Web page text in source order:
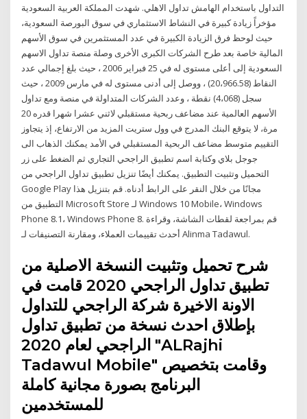
التداول باستخدام الهامش تداول الاهلي. شهدت المملكة العربية السعودية
مؤخراً زيادة كبيرة في النشاط الاستثماري في سوق البورصة السعودية،
حيث لوحظ فرق الزيادة الكبيرة في عدد المستثمرين في سوق الأسهم
المالية خاصة بعد طرح الشركات الكبرى الأخرى وصلة منصة تداول الاسهم
السعودية إلى أعلى مستوى له في 25 فبراير 2006 ، حيث بلغ إجمالي عدد
النقاط (20،966.58) ، ووصل إلى أدنى مستوى له في مارس 2009 ، حيث
سجل (4،068) نقطة ، وعدد الشركات المتداولة في منصة ومع تداول
الأسهم العالمية عند مضاعف ربحية مستقبلي لاثني عشرا شهرا قدره 20
مرة، لا يتوقع البنك المدرج في وول ستريت المزيد من الارتفاع، إذ يتجاوز
التقييم متوسط مضاعف الربحية المستقبلي في الأمد يمكنك الذهاب الى
جوجل بلاي وكتابة اسم تطبيق الراجحي التجاري ثم الضغط على زر
التحميل وتثبيت التطبيق. يمكنك أيضًا تنزيل تطبيق تداول الراجحي من
Google Play مجانًا من خلال النقر على الرابط أدناه. قم بتنزيل هذا
التطبيق من Microsoft Store لـ Windows 10 Mobile، Windows
Phone 8.1، Windows Phone 8. قم بمراجعة لقطات الشاشة، وقراءة
أحدث تقييمات العملاء، ومقارنة التصنيفات لـ Alinma Tadawul.
شرح تحميل وتثبيت النسخة الاصلية من
تطبيق تداول الراجحي 2020 قامت في
الاونة الاخيرة شركة الراجحي للتداول
بإطلاق احدث نسخة من تطبيق تداول
الراجحي لعام 2020 "ALRajhi
Tadawul Mobile" وقامت بتخصيص
البرنامج بصورة مجانية كاملة
للمستخدمين